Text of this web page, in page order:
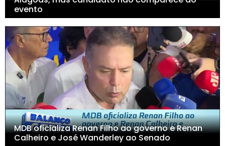
evento
MDB oficializa Renan Filho ao governo e Renan
Calheiro e José Wanderley ao Senado